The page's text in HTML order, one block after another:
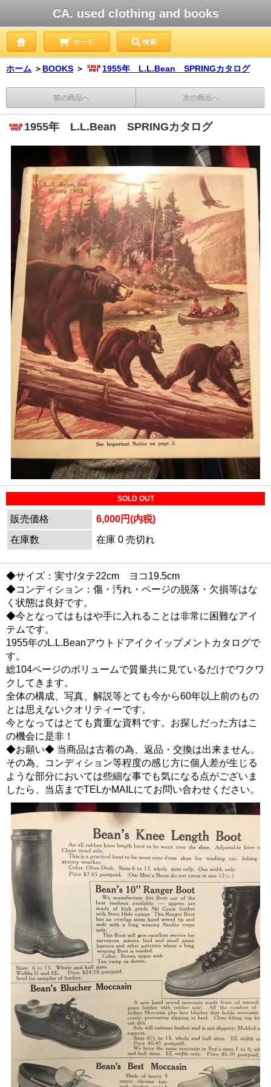
CA. used clothing and books
カート 検索
ホーム ＞ BOOKS ＞ 1955年 L.L.Bean SPRINGカタログ
前の商品へ 次の商品へ
1955年 L.L.Bean SPRINGカタログ
SOLD OUT
販売価格
6,000円(内税)
在庫数
在庫 0 売切れ
◆サイズ：実寸/タテ22cm ヨコ19.5cm
◆コンディション：傷・汚れ・ページの脱落・欠損等はな
く状態は良好です。
◆今となってはもはや手に入れることは非常に困難なアイ
テムです。
1955年のL.L.Beanアウトドアイクイップメントカタログで
す。
総104ページのボリュームで質量共に見ているだけでワクワ
クしてきます。
全体の構成、写真、解説等とても今から60年以上前のもの
とは思えないクオリティーです。
今となってはとても貴重な資料です。お探しだった方はこ
の機会に是非！
◆お願い◆ 当商品は古着の為、返品・交換は出来ません。
その為、コンディション等程度の感じ方に個人差が生じる
ような部分においては些細な事でも気になる点がございま
したら、当店までTELかMAILにてお問い合わせください。